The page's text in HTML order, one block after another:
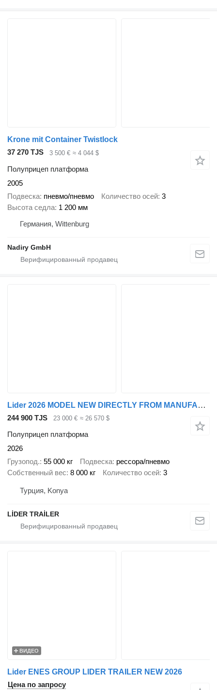
Krone mit Container Twistlock
37 270 TJS
3 500 € ≈ 4 044 $
Полуприцеп платформа
2005
Подвеска пневмо/пневмо Количество осей 3
Высота седла 1 200 мм
Германия, Wittenburg
Nadiry GmbH
Lider 2026 MODEL NEW DIRECTLY FROM MANUFACTURER FACTORY AVAILABLE
244 900 TJS 23 000 € ≈ 26 570 $
Полуприцеп платформа
2026
Грузопод. 55 000 кг Подвеска рессора/пневмо
Собственный вес 8 000 кг Количество осей 3
Турция, Konya
LİDER TRAİLER
ВИДЕО
Lider ENES GROUP LIDER TRAILER NEW 2026
Цена по запросу